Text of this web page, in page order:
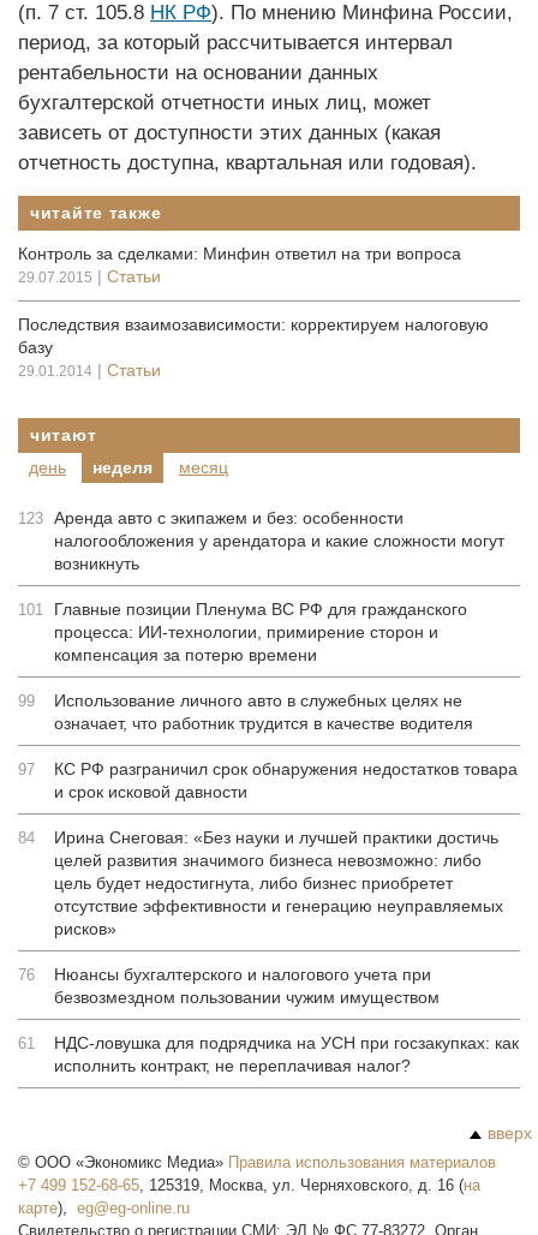
(п. 7 ст. 105.8 НК РФ). По мнению Минфина России,
период, за который рассчитывается интервал
рентабельности на основании данных
бухгалтерской отчетности иных лиц, может
зависеть от доступности этих данных (какая
отчетность до­с­тупна, квартальная или годовая).
читайте также
Контроль за сделками: Минфин ответил на три вопроса
29.07.2015 | Статьи
Последствия взаимозависимости: корректируем налоговую
базу
29.01.2014 | Статьи
читают
день
неделя месяц
123 Аренда авто с экипажем и без: особенности
налогообложения у арендатора и какие сложности могут
возникнуть
101
Главные позиции Пленума ВС РФ для гражданского
процесса: ИИ-технологии, примирение сторон и
компенсация за потерю времени
99
Использование личного авто в служебных целях не
означает, что работник трудится в качестве водителя
97
КС РФ разграничил срок обнаружения недостатков товара
и срок исковой давности
84
Ирина Снеговая: «Без науки и лучшей практики достичь
целей развития значимого бизнеса невозможно: либо
цель будет недостигнута, либо бизнес приобретет
отсутствие эффективности и генерацию неуправляемых
рисков»
76
Нюансы бухгалтерского и налогового учета при
безвозмездном пользовании чужим имуществом
61
НДС-ловушка для подрядчика на УСН при госзакупках: как
исполнить контракт, не переплачивая налог?
вверх
© ООО «Экономикс Медиа» Правила использования материалов
+7 499 152-68-65, 125319, Москва, ул. Черняховского, д. 16 (на
карте),
Свидетельство о регистрации СМИ: ЭЛ № ФС 77-83272. Орган